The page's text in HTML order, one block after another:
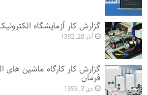
گزارش کار آزمایشگاه
آذر 28, 1392
گزارش کار کارگاه ماشین های
فرمان
دی 3, 1393